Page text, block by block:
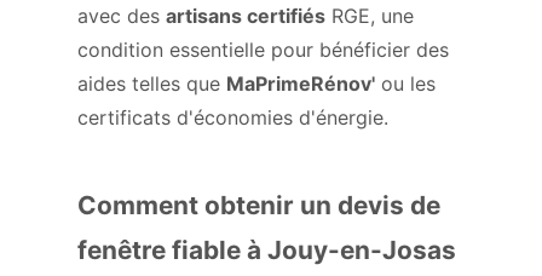
avec des artisans certifiés RGE, une
condition essentielle pour bénéficier des
aides telles que MaPrimeRénov' ou les
certificats d'économies d'énergie.
Comment obtenir un devis de
fenêtre fiable à Jouy-en-Josas